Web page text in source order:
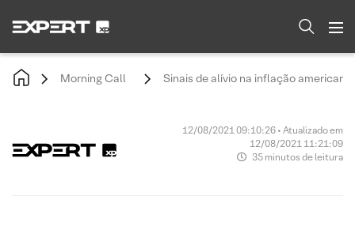
Morning Call Sinais de alívio na inflação
12/08/2021 09:10:26 • Atualizado em
12/08/2021 11:21:09
35 minutos de leitura